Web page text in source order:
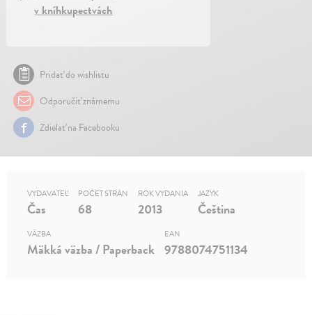
v kníhkupectvách
Pridať do wishlistu
Odporučiť známemu
Zdielať na Facebooku
VYDAVATEĽ
Čas
POČET STRÁN
68
ROK VYDANIA
2013
JAZYK
Čeština
VÄZBA
Mäkká väzba / Paperback
EAN
9788074751134